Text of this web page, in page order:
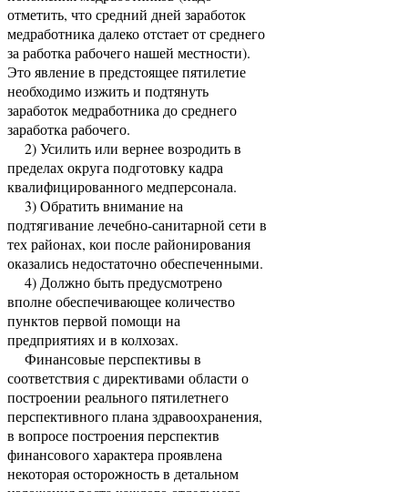
отметить, что средний дней заработок
медработника далеко отстает от среднего
за работка рабочего нашей местности).
Это явление в предстоящее пятилетие
необходимо изжить и подтянуть
заработок медработника до среднего
заработка рабочего.
2) Усилить или вернее возродить в
пределах округа подготовку кадра
квалифицированного медперсонала.
3) Обратить внимание на
подтягивание лечебно-санитарной сети в
тех районах, кои после районирования
оказались недостаточно обеспеченными.
4) Должно быть предусмотрено
вполне обеспечивающее количество
пунктов первой помощи на
предприятиях и в колхозах.
Финансовые перспективы в
соответствия с директивами области о
построении реального пятилетнего
перспективного плана здравоохранения,
в вопросе построения перспектив
финансового характера проявлена
некоторая осторожность в детальном